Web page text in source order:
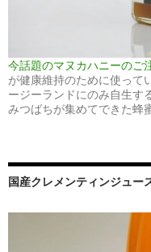
今話題のマヌカハニーのご
が健康維持のために使って
ージーランドにのみ自生す
みつばちが集めてできた蜂
国産クレメンティンジュー